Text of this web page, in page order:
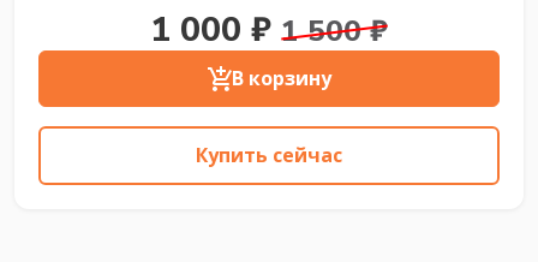
1 000 ₽ 1 500 ₽
В корзину
Купить сейчас